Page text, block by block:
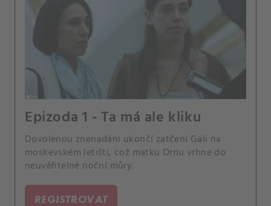
Epizoda 1 - Ta má ale kliku
Dovolenou znenadání ukončí zatčení Gali na
moskevském letišti, což matku Ornu vrhne do
neuvěřitelné noční můry.
REGISTROVAT